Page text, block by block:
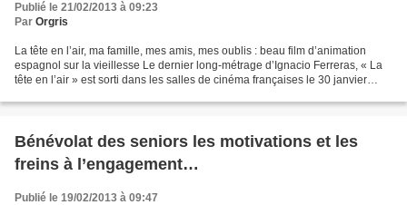
Publié le 21/02/2013 à 09:23
Par Orgris
La tête en l’air, ma famille, mes amis, mes oublis : beau film d’animation
espagnol sur la vieillesse Le dernier long-métrage d’Ignacio Ferreras, « La
tête en l’air » est sorti dans les salles de cinéma françaises le 30 janvier
Bénévolat des seniors les motivations et les
freins à l’engagement…
Publié le 19/02/2013 à 09:47